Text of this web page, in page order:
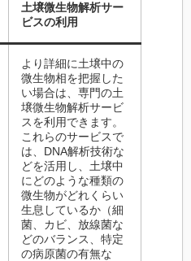
土壌微生物解析サー
ビスの利用
より詳細に土壌中の
微生物相を把握した
い場合は、専門の土
壌微生物解析サービ
スを利用できます。
これらのサービスで
は、DNA解析技術な
どを活用し、土壌中
にどのような種類の
微生物がどれくらい
生息しているか（細
菌、カビ、放線菌な
どのバランス、特定
の病原菌の有無な